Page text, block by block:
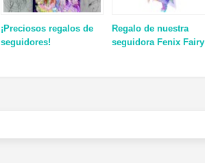
¡Preciosos regalos de
seguidores!
Regalo de nuestra
seguidora Fenix Fairy